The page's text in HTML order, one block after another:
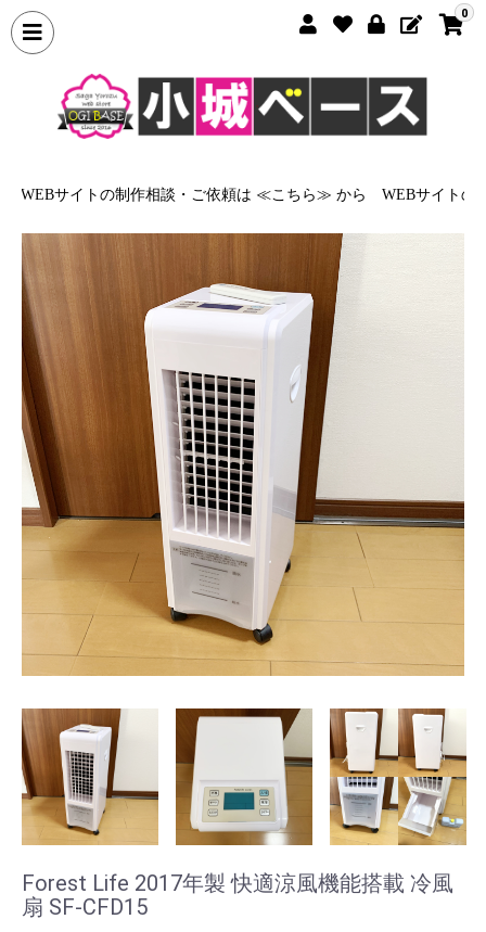
0
サイトの制作相談・ご依頼は ≪こちら≫ から WEBサイトの制
Forest Life 2017年製 快適涼風機能搭載 冷風
扇 SF-CFD15